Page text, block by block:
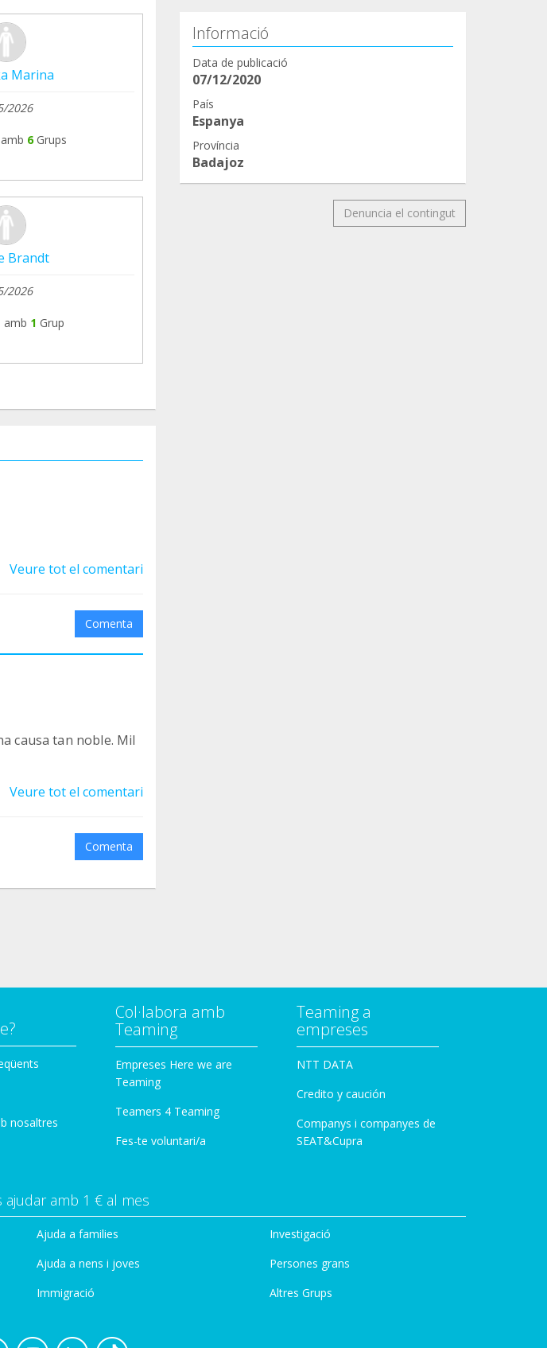
Marina
2026
6 Grups
Brandt
2026
amb 1 Grup
Veure tot el comentari
Comenta
causa tan noble. Mil
Veure tot el comentari
Comenta
Informació
Data de publicació
07/12/2020
País
Espanya
Província
Badajoz
Denuncia el contingut
nosaltres
Col·labora amb
Teaming
Empreses Here we are
Teaming
Teamers 4 Teaming
Fes-te voluntari/a
Teaming a
empreses
NTT DATA
Credito y caución
Companys i companyes de
SEAT&Cupra
amb 1 € al mes
Ajuda a families
Ajuda a nens i joves
Immigració
Investigació
Persones grans
Altres Grups